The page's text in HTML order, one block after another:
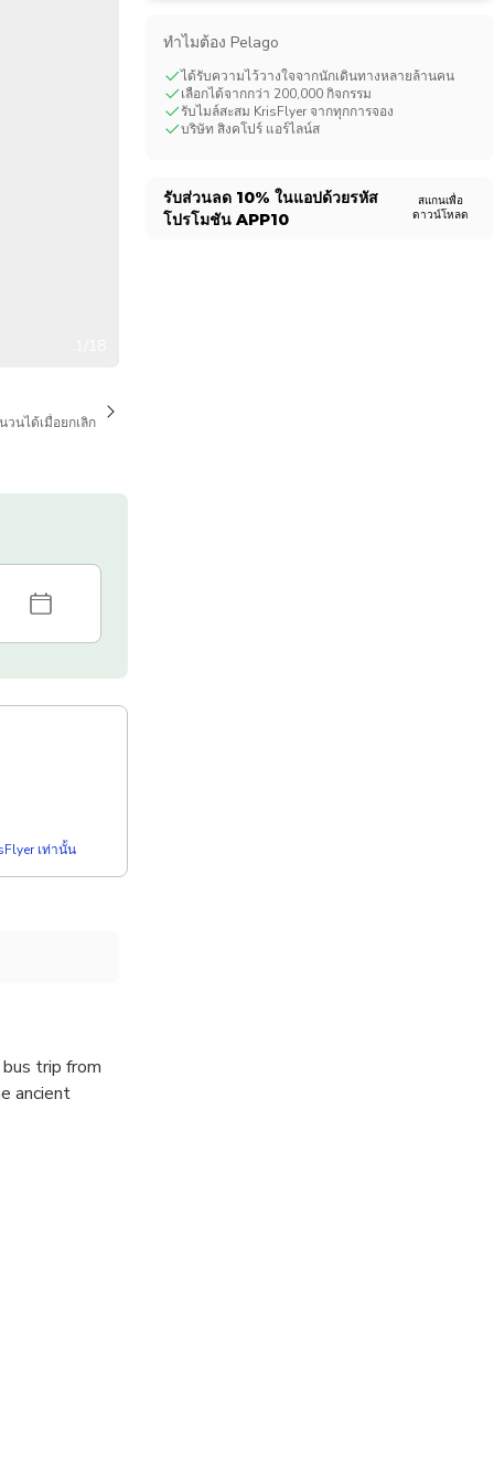
วนได้เมื่อยกเลิก
เท่านั้น
trip from
ancient
ทําไมต้อง Pelago
ได้รับความไว้วางใจจากนักเดินทางหลายล้านคน
เลือกได้จากกว่า 200,000 กิจกรรม
รับไมล์สะสม KrisFlyer จากทุกการจอง
บริษัท สิงคโปร์ แอร์ไลน์ส
รับส่วนลด 10% ในแอปด้วยรหัส
โปรโมชัน APP10
สแกนเพื่อ
ดาวน์โหลด